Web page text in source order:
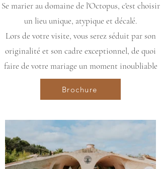
Se marier au domaine de l'Octopus, c'est choisir
un lieu unique, atypique et décalé.
Lors de votre visite, vous serez séduit par son
originalité et son cadre exceptionnel, de quoi
faire de votre mariage un moment inoubliable
Brochure